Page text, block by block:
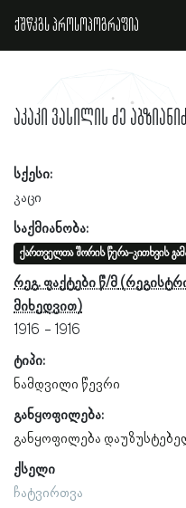
ქშწკგს პროსოპოგრაფია
აკაკი ვასილის ძე
სქესი:
კაცი
საქმიანობა:
ქართველთა შორის წერა-კითხვის
რეგ. ფაქტები წ/მ
1916
1916
ტიპი:
ნამდვილი წევრი
განყოფილება:
განყოფილება
ქსელი
ჩატვირთვა